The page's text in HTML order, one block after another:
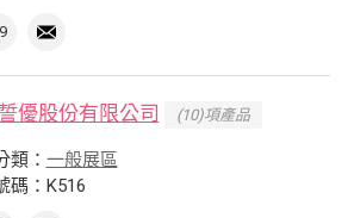
優股份有限公司 (10)項產品
類： 一般展區
碼：K516